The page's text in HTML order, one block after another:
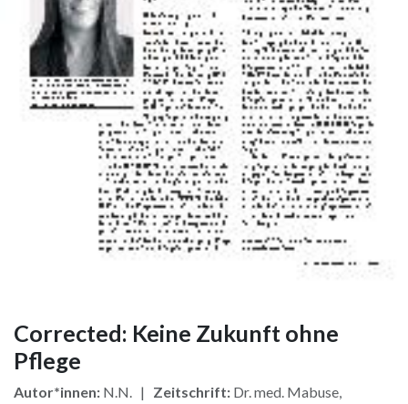
Corrected: Keine Zukunft ohne
Pflege
Autor*innen: N.N. | Zeitschrift: Dr. med. Mabuse,